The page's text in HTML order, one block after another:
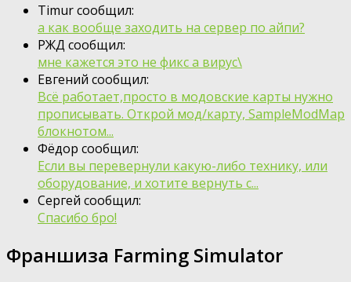
Timur сообщил:
а как вообще заходить на сервер по айпи?
РЖД сообщил:
мне кажется это не фикс а вирус\
Евгений сообщил:
Всё работает,просто в модовские карты нужно
прописывать. Открой мод/карту, SampleModMap
блокнотом...
Фёдор сообщил:
Если вы перевернули какую-либо технику, или
оборудование, и хотите вернуть с...
Сергей сообщил:
Спасибо бро!
Франшиза Farming Simulator